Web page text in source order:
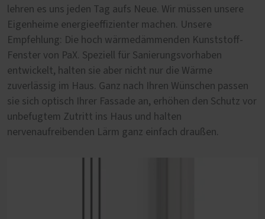
lehren es uns jeden Tag aufs Neue. Wir müssen unsere
Eigenheime energieeffizienter machen. Unsere
Empfehlung: Die hoch wärmedämmenden Kunststoff-
Fenster von PaX. Speziell für Sanierungsvorhaben
entwickelt, halten sie aber nicht nur die Wärme
zuverlässig im Haus. Ganz nach Ihren Wünschen passen
sie sich optisch Ihrer Fassade an, erhöhen den Schutz vor
unbefugtem Zutritt ins Haus und halten
nervenaufreibenden Lärm ganz einfach draußen.
höchste Anforderungen in der Wärmedämmung, in der
Sicherheit und im Schallschutz. Denn wer neu baut, will
sicher gehen, dass er auch in Jahrzehnten noch ein
lebenswertes, sicheres und gleichzeitig nachhaltiges
Zuhause hat. Umso wichtiger ist es bei der Auswahl der
Fenster auf Qualität und Langlebigkeit zu achten.